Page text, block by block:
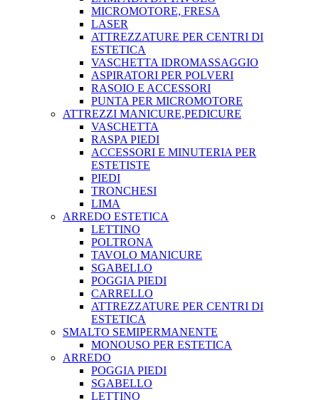
MICROMOTORE, FRESA
LASER
ATTREZZATURE PER CENTRI DI
ESTETICA
VASCHETTA IDROMASSAGGIO
ASPIRATORI PER POLVERI
RASOIO E ACCESSORI
PUNTA PER MICROMOTORE
ATTREZZI MANICURE,PEDICURE
VASCHETTA
RASPA PIEDI
ACCESSORI E MINUTERIA PER
ESTETISTE
PIEDI
TRONCHESI
LIMA
ARREDO ESTETICA
LETTINO
POLTRONA
TAVOLO MANICURE
SGABELLO
POGGIA PIEDI
CARRELLO
ATTREZZATURE PER CENTRI DI
ESTETICA
SMALTO SEMIPERMANENTE
MONOUSO PER ESTETICA
ARREDO
POGGIA PIEDI
SGABELLO
LETTINO